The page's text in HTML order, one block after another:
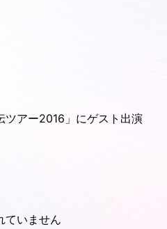
ツアー2016」にゲスト出演
ていません